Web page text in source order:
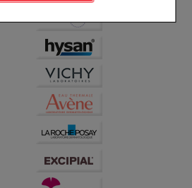
ansprechender zu gestalten,
Seite an bevorzugte
Spracheinstellung)
Cookies ermöglichen es uns
zugeschrittene Inhalte
Partnerprogramm zu
Hierüber lassen sich
mit deren Hilfe wir unsere